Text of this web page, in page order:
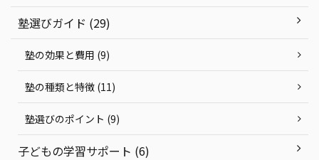
塾選びガイド (29)
塾の効果と費用 (9)
塾の種類と特徴 (11)
塾選びのポイント (9)
子どもの学習サポート (6)